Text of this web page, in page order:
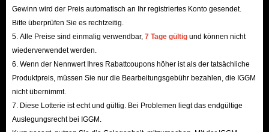
einzugehen. Sie können Ihr Geld jederzeit zurückerhalten, auch wenn Sie
nicht zufrieden sind. Daher ist IGGM.com der beste Ort, um Undecember
Ruby zu kaufen.
Wir heißen Undecember-Spieler auf allen Plattformen herzlich
willkommen, zu IGGM zu kommen, um den billigsten Ruby Undecember
zu kaufen. Ich freue mich auf Ihren Besuch.
Gewinn wird der Preis automatisch an Ihr registriertes Konto gesendet.
Bitte überprüfen Sie es rechtzeitig.
5. Alle Preise sind einmalig verwendbar, 7 Tage gültig und können nicht
wiederverwendet werden.
6. Wenn der Nennwert Ihres Rabattcoupons höher ist als der tatsächliche
Produktpreis, müssen Sie nur die Bearbeitungsgebühr bezahlen, die IGGM
nicht übernimmt.
7. Diese Lotterie ist echt und gültig. Bei Problemen liegt das endgültige
Auslegungsrecht bei IGGM.